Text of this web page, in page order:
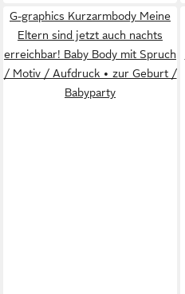
G-graphics Kurzarmbody Meine
Eltern sind jetzt auch nachts
erreichbar! Baby Body mit Spruch
/ Motiv / Aufdruck • zur Geburt /
Babyparty